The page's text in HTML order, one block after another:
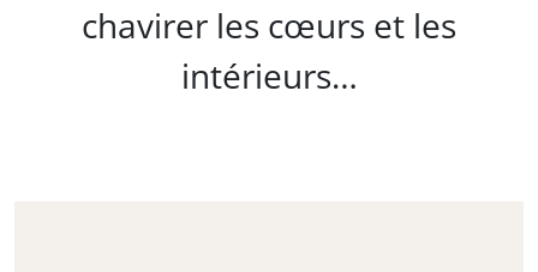
chavirer les cœurs et les
intérieurs…